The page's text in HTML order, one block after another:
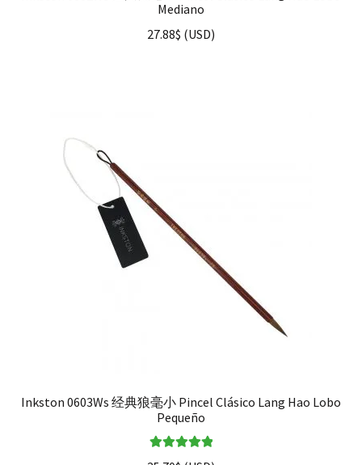
Mediano
27.88$ (USD)
Inkston 0603Ws 经典狼毫小 Pincel Clásico Lang Hao Lobo
Pequeño